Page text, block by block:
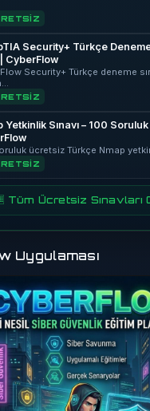
Security+ Türkçe Deneme
CyberFlow
Security+ Türkçe deneme
Yetkinlik Sınavı – 100
ücretsiz Türkçe Nmap
Tüm Ücretsiz Sınavları
Uygulaması